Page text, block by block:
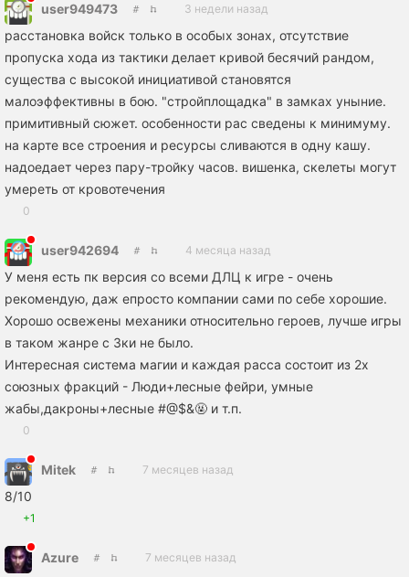
user949473 3 недели назад
расстановка войск только в особых зонах, отсутствие
пропуска хода из тактики делает кривой бесячий рандом,
существа с высокой инициативой становятся
малоэффективны в бою. "стройплощадка" в замках уныние.
примитивный сюжет. особенности рас сведены к минимуму.
на карте все строения и ресурсы сливаются в одну кашу.
надоедает через пару-тройку часов. вишенка, скелеты могут
умереть от кровотечения
0
user942694 4 месяца назад
У меня есть пк версия со всеми ДЛЦ к игре - очень
рекомендую, даж епросто компании сами по себе хорошие.
Хорошо освежены механики относительно героев, лучше игры
в таком жанре с 3ки не было.
Интересная система магии и каждая расса состоит из 2х
союзных фракций - Люди+лесные фейри, умные
жабы,дакроны+лесные #@$&🤬 и т.п.
0
Mitek 7 месяцев назад
8/10
+1
Azure 7 месяцев назад